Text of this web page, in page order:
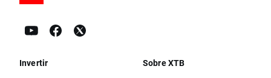
Invertir Sobre XTB